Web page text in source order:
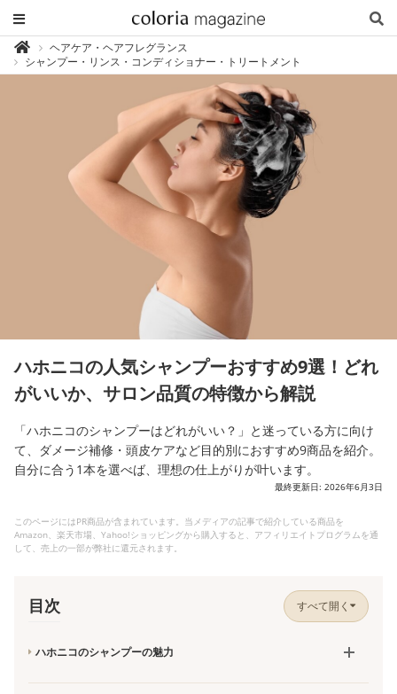
カ
ラ
リ
ア
ヘアケア・ヘアフレグランス
シャンプー・リンス・コンディショナー・トリートメント
ハホニコの人気シャンプーおすすめ9選！どれ
がいいか、サロン品質の特徴から解説
「ハホニコのシャンプーはどれがいい？」と迷っている方に向け
て、ダメージ補修・頭皮ケアなど目的別におすすめ9商品を紹介。
自分に合う1本を選べば、理想の仕上がりが叶います。
最終更新日: 2026年6月3日
このページにはPR商品が含まれています。当メディアの記事で紹介している商品を
Amazon、楽天市場、Yahoo!ショッピングから購入すると、アフィリエイトプログラムを通
して、売上の一部が弊社に還元されます。
目次 すべて開く
ハホニコのシャンプーの魅力